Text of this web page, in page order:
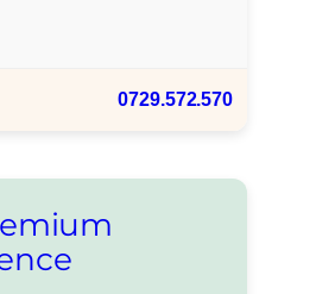
0729.572.570